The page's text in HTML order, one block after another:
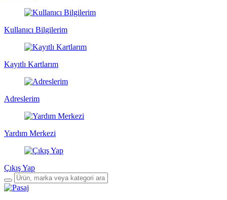
Kullanıcı Bilgilerim
Kayıtlı Kartlarım
Adreslerim
Yardım Merkezi
Çıkış Yap